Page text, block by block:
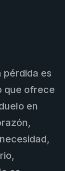
pérdida es
que ofrece
en